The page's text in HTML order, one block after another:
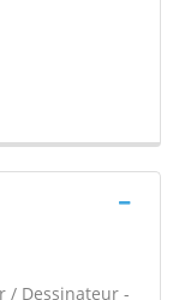
/ Dessinateur -